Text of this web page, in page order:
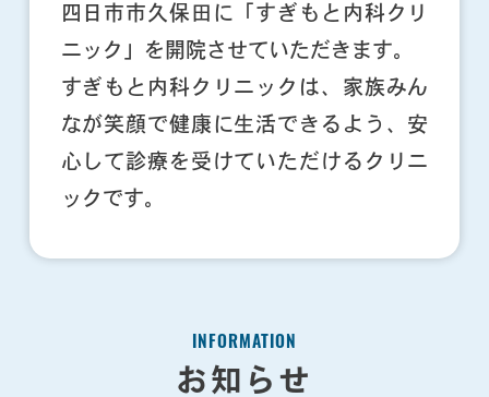
四日市市久保田に「すぎもと内科クリ
ニック」を開院させていただきます。
すぎもと内科クリニックは、家族みん
なが笑顔で健康に生活できるよう、 安
心して診療を受けていただけるクリニ
ックです。
INFORMATION
お知らせ